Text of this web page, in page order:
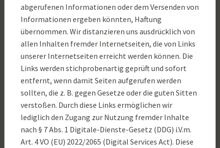
abgerufenen Informationen oder dem Versenden von
Informationen ergeben könnten, Haftung
übernommen. Wir distanzieren uns ausdrücklich von
allen Inhalten fremder Internetseiten, die von Links
unserer Internetseiten erreicht werden können. Die
Links werden stichprobenartig geprüft und sofort
entfernt, wenn damit Seiten aufgerufen werden
sollten, die z. B. gegen Gesetze oder die guten Sitten
verstoßen. Durch diese Links ermöglichen wir
lediglich den Zugang zur Nutzung fremder Inhalte
nach § 7 Abs. 1 Digitale-Dienste-Gesetz (DDG) i.V.m.
Art. 4 VO (EU) 2022/2065 (Digital Services Act). Diese